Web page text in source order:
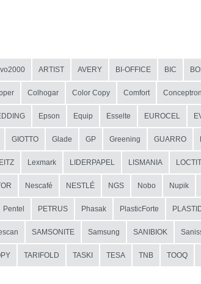
ARTIST AVERY BI-OFFICE BIC
Colhogar Color Copy Comfort
Epson Equip Esselte EUROCEL
GIOTTO Glade GP Greening GUARRO
Lexmark LIDERPAPEL LISMANIA
Nescafé NESTLÉ NGS Nobo Nupik
Pentel PETRUS Phasak PlasticForte
SAMSONITE Samsung SANIBIOK
TARIFOLD TASKI TESA TNB TOOQ